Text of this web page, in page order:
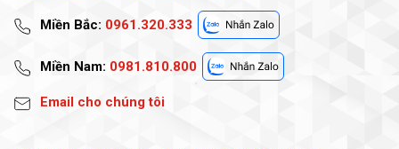
Miền Bắc: 0961.320.333
Miền Nam: 0981.810.800
Email cho chúng tôi